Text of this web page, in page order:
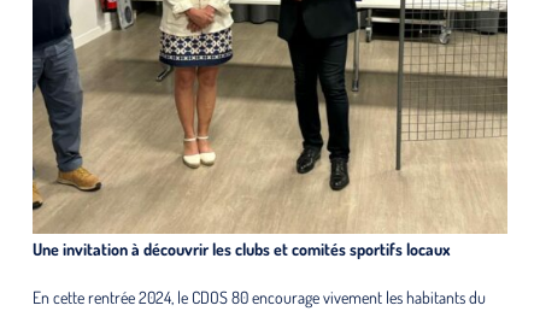
Une invitation à découvrir les clubs et comités sportifs locaux
En cette rentrée 2024, le CDOS 80 encourage vivement les habitants du